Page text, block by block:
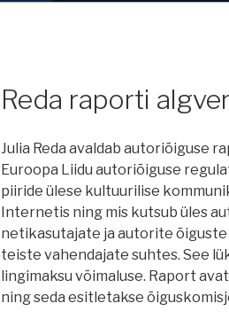
Reda raporti
Julia Reda avaldab autoriõiguse
Euroopa Liidu autoriõiguse
piiride ülese kultuurilise
Internetis ning mis kutsub üles
netikasutajate ja autorite
teiste vahendajate suhtes. See
lingimaksu võimaluse. Raport
ning seda esitletakse